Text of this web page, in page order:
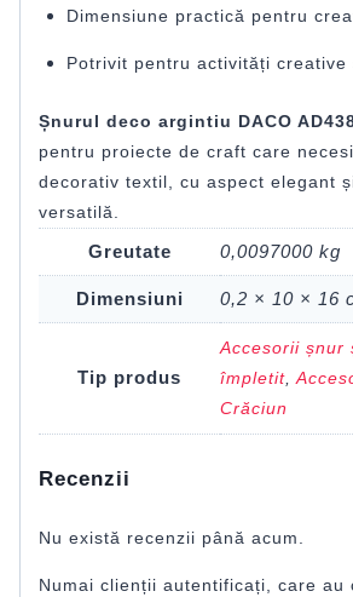
Dimensiune practică pentru
Potrivit pentru activități creative
Șnurul deco argintiu DACO
pentru proiecte de craft care
decorativ textil, cu aspect elegant
versatilă.
Greutate 0,0097000 kg
Dimensiuni 0,2 × 10 × 16
Tip produs
Accesorii șnur
împletit
Crăciun
Recenzii
Nu există recenzii până acum.
Numai clienții autentificați, care au